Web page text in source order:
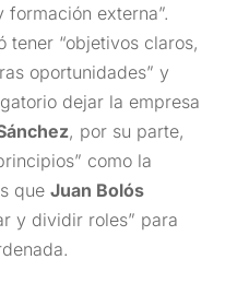
formación externa”.
tener “objetivos claros,
oportunidades” y
dejar la empresa
, por su parte,
como la
que Juan Bolós
y dividir roles” para